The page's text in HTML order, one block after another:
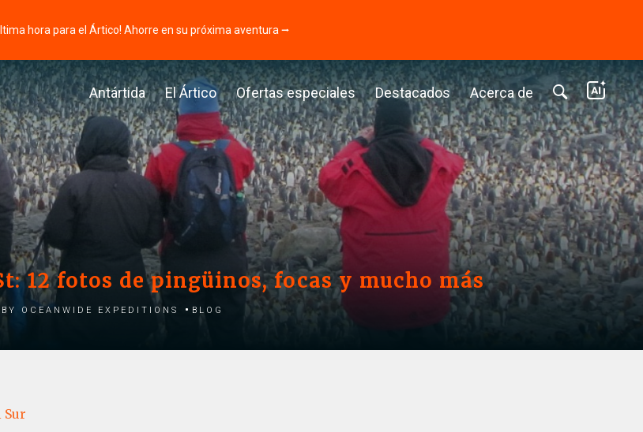
hora para el Ártico! Ahorre en su próxima aventura ⭢
Antártida El Ártico Ofertas especiales Destacados Acerca de
12 fotos de pingüinos, focas y mucho más
by Oceanwide Expeditions Blog
Sur